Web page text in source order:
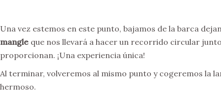
Una vez estemos en este punto, bajamos de la barca
mangle que nos llevará a hacer un recorrido circular
proporcionan. ¡Una experiencia única!
Al terminar, volveremos al mismo punto y cogeremos la
hermoso.